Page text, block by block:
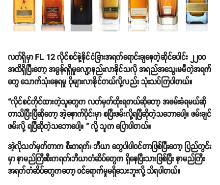
လက်ရှိမှာ FL 12 လိုင်စင်နဲ့နိုင်ငံခြားအရက်ရောင်းချနေတဲ့ဆိုင်ပေါင်း ၂၂၀၀
အထိရှိပြီးတော့ အခွန်ရရှိမှုလျော့နည်းလာနိုင်သလို အရည်အသွေးမမီတဲ့အရက်
တွေ သောက်သုံးနေရမှု ပိုများလာနိုင်တယ်လို့လည်း သုံးသပ်ကြပါတယ်။
“လိုင်စင်ကိုင်ထားတဲ့သူတွေက လက်မှတ်ထိုးရတယ်ဆိုတော့ အဖမ်းခံရမယ်ဆို
တာသိပြီးပြီဆိုတော့ အဲ့နောက်ပိုင်းမှာ စပြီးဖမ်းလို့ရပြီဆိုတဲ့သဘောပေါ့။ ဖမ်းချင်
ဖမ်းလို့ ရပြီဆိုတဲ့သဘောပေါ့။ “ လို့ သူက ပြောပါတယ်။
အဲ့လိုသတ်မှတ်တာက စီးကရက်၊ ဘီယာ တွေပါပါဝင်တာဖြစ်ပြီးတော့ ပြည်တွင်း
မှာ နာမည်ကြီးစီးကရက်၊ဘီယာတံဆိပ်တွေက ရှိနေပြီးသားဖြစ်ပြီး နာမည်ကြီး
အရက်တံဆိပ်တွေကတော့ ဝင်ရောက်မှုမရှိသေးဘူးလို့ သိရပါတယ်။